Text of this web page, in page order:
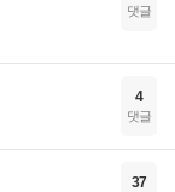
댓글
4
댓글
37